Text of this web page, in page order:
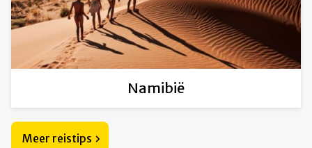
Namibië
Meer reistips